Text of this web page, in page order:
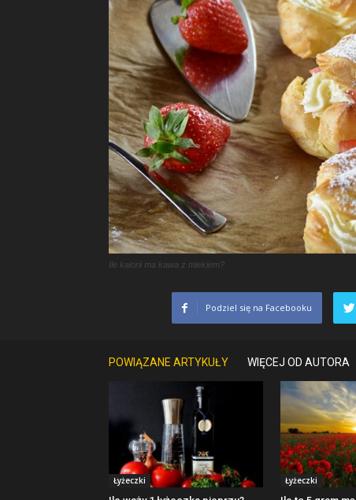
Ile kalorii ma kawa z mlekiem?
Podziel się na Facebooku
POWIĄZANE ARTYKUŁY WIĘCEJ OD AUTORA
Łyżeczki Łyżeczki